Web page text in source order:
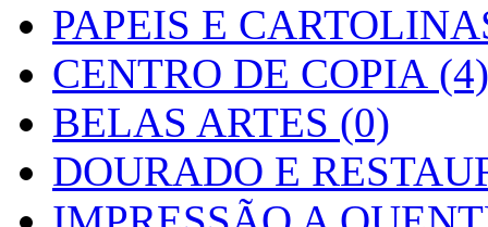
PAPEIS E
CENTRO DE COPIA (4)
BELAS ARTES (0)
DOURADO E